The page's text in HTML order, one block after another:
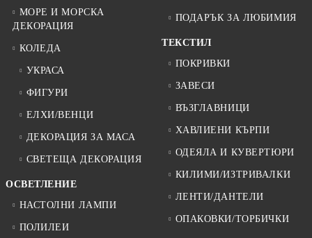
МОРЕ И МОРСКА
ДЕКОРАЦИЯ
КОЛЕДА
УКРАСА
ФИГУРИ
ЕЛХИ/ВЕНЦИ
ДЕКОРАЦИЯ ЗА МАСА
СВЕТЕЩА ДЕКОРАЦИЯ
ОСВЕТЛЕНИЕ
НАСТОЛНИ ЛАМПИ
ПОЛИЛЕИ
ПОДАРЪК ЗА ЛЮБИМИЯ
ТЕКСТИЛ
ПОКРИВКИ
ЗАВЕСИ
ВЪЗГЛАВНИЦИ
ХАВЛИЕНИ КЪРПИ
ОДЕЯЛА И КУВЕРТЮРИ
КИЛИМИ/ИЗТРИВАЛКИ
ЛЕНТИ/ДАНТЕЛИ
ОПАКОВКИ/ТОРБИЧКИ